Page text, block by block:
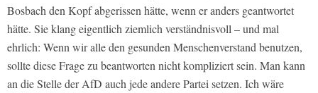
Bosbach den Kopf abgerissen hätte, wenn er anders geantwortet
hätte. Sie klang eigentlich ziemlich verständnisvoll – und mal
ehrlich: Wenn wir alle den gesunden Menschenverstand benutzen,
sollte diese Frage zu beantworten nicht kompliziert sein. Man kann
an die Stelle der AfD auch jede andere Partei setzen. Ich wäre